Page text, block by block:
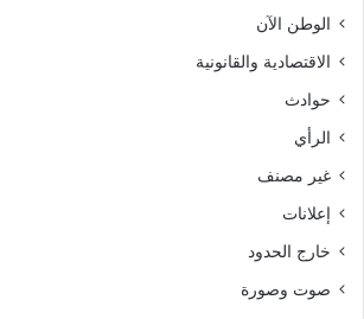
الوطن الآن
الاقتصادية والقانونية
حوادث
الرأي
غير مصنف
إعلانات
خارج الحدود
صوت وصورة